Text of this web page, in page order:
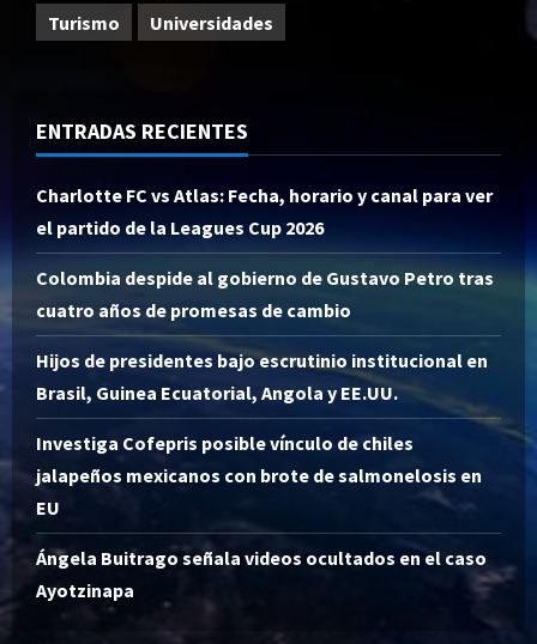
Turismo
Universidades
ENTRADAS RECIENTES
Charlotte FC vs Atlas: Fecha, horario y canal para ver
el partido de la Leagues Cup 2026
Colombia despide al gobierno de Gustavo Petro tras
cuatro años de promesas de cambio
Hijos de presidentes bajo escrutinio institucional en
Brasil, Guinea Ecuatorial, Angola y EE.UU.
Investiga Cofepris posible vínculo de chiles
jalapeños mexicanos con brote de salmonelosis en
EU
Ángela Buitrago señala videos ocultados en el caso
Ayotzinapa